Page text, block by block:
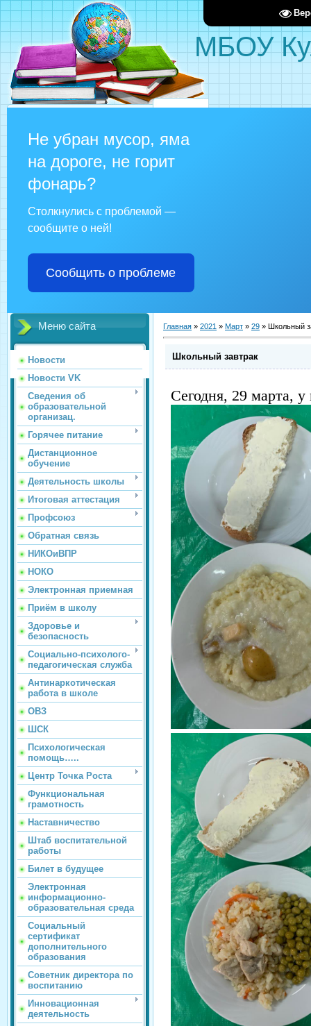
МБОУ
Не убран мусор, яма
на дороге, не горит
фонарь?
Столкнулись с проблемой —
сообщите о ней!
Сообщить о проблеме
Меню сайта
Новости
Новости VK
Сведения об
образовательной
организац.
Горячее питание
Дистанционное
обучение
Деятельность школы
Итоговая аттестация
Профсоюз
Обратная связь
НИКОиВПР
НОКО
Электронная приемная
Приём в школу
Здоровье и
безопасность
Социально-психолого-
педагогическая служба
Антинаркотическая
работа в школе
ОВЗ
ШСК
Психологическая
помощь…..
Центр Точка Роста
Функциональная
грамотность
Наставничество
Штаб воспитательной
работы
Билет в будущее
Электронная
информационно-
образовательная среда
Социальный
сертификат
дополнительного
образования
Советник директора по
воспитанию
Инновационная
деятельность
Главная » 2021 » Март » 29 » Школьный
Школьный завтрак
Сегодня, 29 марта,